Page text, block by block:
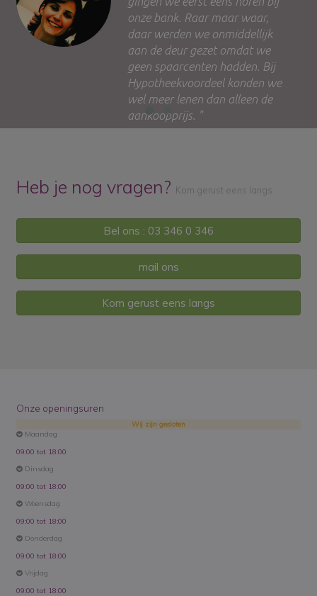
mijn verhuis. Ik had niet
genoeg kapitaal en
handicapuitkering. Het liet
toe om te studeren en zo en
mijn verhuis af te ronden en
zaken in orde te stellen. Ik
alvast uw contact. "
Heb je nog vragen? Kom gerust eens langs
Bel ons : 03 346 0 346
mail ons
Kom gerust eens langs
Onze openingsuren
Wij zijn gesloten
Maandag
09:00 tot 18:00
Dinsdag
09:00 tot 18:00
Woensdag
09:00 tot 18:00
Donderdag
09:00 tot 18:00
Vrijdag
09:00 tot 18:00